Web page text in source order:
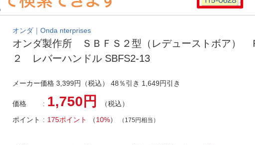
お客様サポート
ご利用ガイド
ご利用規約
オンダ｜Onda nterprises
オンダ製作所 ＳＢＦＳ２型（レデューストボア）
２ レバーハンドル SBFS2-13
メーカー価格 3,399円（税込） 48％引き 1,649円引き
価格 1,750円
（税込）
ポイント
175ポイント （10%） （175円相当）